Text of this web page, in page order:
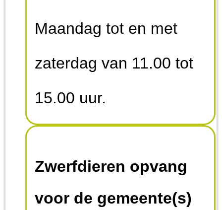
Maandag tot en met
zaterdag van 11.00 tot
15.00 uur.
Zwerfdieren opvang
voor de gemeente(s)